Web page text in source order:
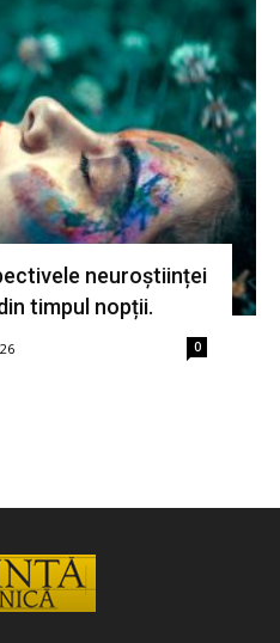
neuroștiinței
timpul nopții.
0